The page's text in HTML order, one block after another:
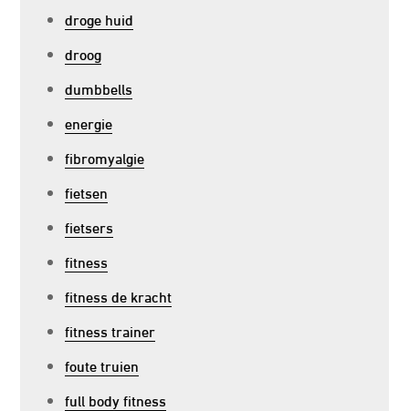
droge huid
droog
dumbbells
energie
fibromyalgie
fietsen
fietsers
fitness
fitness de kracht
fitness trainer
foute truien
full body fitness